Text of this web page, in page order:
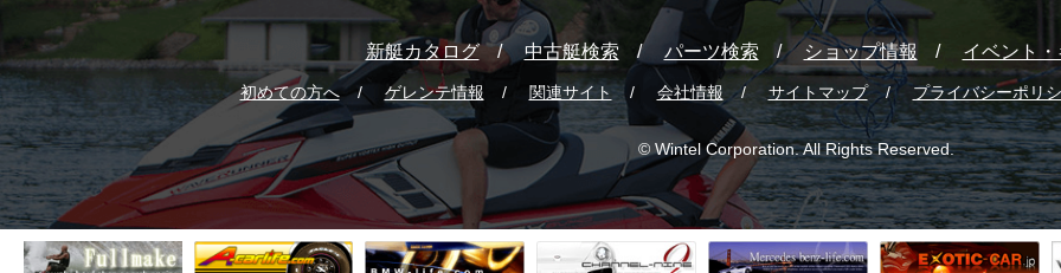
新艇カタログ 中古艇検索 パーツ検索 ショップ情報 イベント
初めての方へ ゲレンテ情報 関連サイト 会社情報 サイトマップ プライバシーポリ
© Wintel Corporation. All Rights Reserved.